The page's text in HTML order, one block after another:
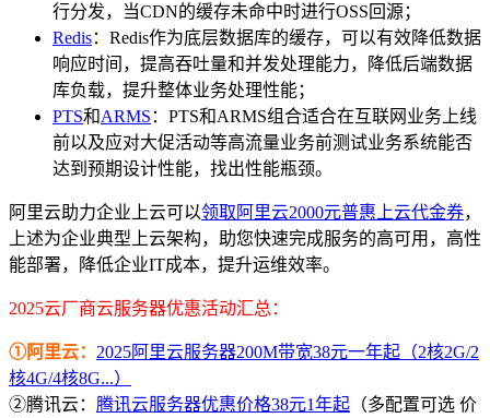
行分发，当CDN的缓存未命中时进行OSS回源；
Redis：Redis作为底层数据库的缓存，可以有效降低数据
响应时间，提高吞吐量和并发处理能力，降低后端数据
库负载，提升整体业务处理性能；
PTS和ARMS ：PTS和ARMS组合适合在互联网业务上线
前以及应对大促活动等高流量业务前测试业务系统能否
达到预期设计性能，找出性能瓶颈。
阿里云助力企业上云可以领取阿里云2000元普惠上云代金券，
上述为企业典型上云架构，助您快速完成服务的高可用，高性
能部署，降低企业IT成本，提升运维效率。
2025云厂商云服务器优惠活动汇总：
①阿里云： 2025阿里云服务器200M带宽38元一年起（2核2G/2
核4G/4核8G...）
②腾讯云： 腾讯云服务器优惠价格38元1年起 （多配置可选 价